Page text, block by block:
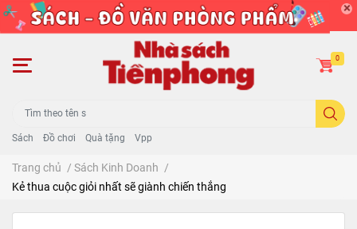
Sách Đồ chơi Quà tặng Vpp
0
Trang chủ / Sách Kinh Doanh /
Kẻ thua cuộc giỏi nhất sẽ giành chiến thắng